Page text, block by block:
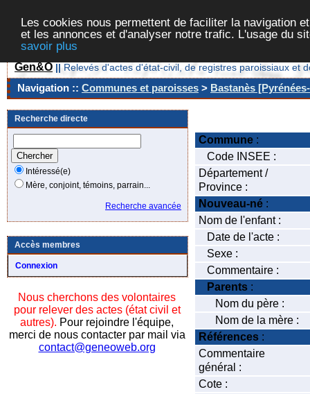
Les cookies nous permettent de faciliter la navigation
et les annonces et d'analyser notre trafic. L'usage du
savoir plus
Gen&O || Relevés d'actes d'état-civil, de registres paroissiaux et
Navigation :: Communes et paroisses > Bastanès
Recherche directe
Intéressé(e)
Mère, conjoint, témoins, parrain...
Recherche avancée
Accès membres
Connexion
Nous cherchons des volontaires
pour relever des actes (état civil et
autres). Pour rejoindre l'équipe,
merci de nous contacter par mail via
contact@geneoweb.org
Commune :
Code INSEE :
Département /
Province :
Nouveau-né :
Nom de l'enfant :
Date de l'acte :
Sexe :
Commentaire :
Parents :
Nom du père :
Nom de la mère :
Références :
Commentaire
général :
Cote :